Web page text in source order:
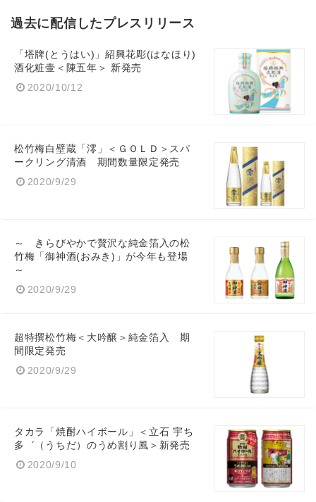
過去に配信したプレスリリース
「塔牌(とうはい)」紹興花彫(はなほり)
酒化粧壷＜陳五年＞ 新発売
2020/10/12
松竹梅白壁蔵「澪」＜ＧＯＬＤ＞スパ
ークリング清酒 期間数量限定発売
2020/9/29
～ きらびやかで贅沢な純金箔入の松
竹梅「御神酒(おみき)」が今年も登場
～
2020/9/29
超特撰松竹梅＜大吟醸＞純金箔入 期
間限定発売
2020/9/29
タカラ「焼酎ハイボール」＜立石 宇ち
多゛（うちだ）のうめ割り風＞新発売
2020/9/10